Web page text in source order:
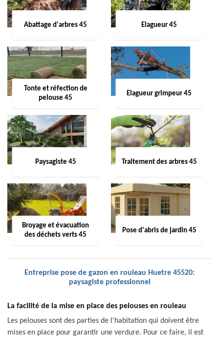
Abattage d'arbres 45 Elagueur 45
Tonte et réfection de
pelouse 45
Elagueur grimpeur 45
Paysagiste 45 Traitement des arbres 45
Broyage et évacuation
des déchets verts 45
Pose d'abris de jardin 45
Entreprise pose de gazon en rouleau Huetre 45520:
paysagiste professionnel
La facilité de la mise en place des pelouses en rouleau
Les pelouses sont des parties de l'habitation qui doivent être
mises en place pour garantir une verdure. Pour ce faire, il est